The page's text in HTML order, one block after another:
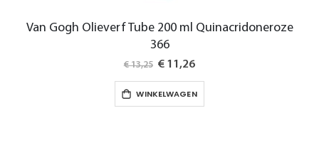
Van Gogh Olieverf Tube 200 ml Quinacridoneroze
366
€ 13,25
Special
€ 11,26
WINKELWAGEN